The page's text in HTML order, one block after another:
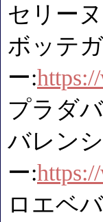
セリー
ボッテ
ー:
プラダ
バレン
ー:
ロエベ